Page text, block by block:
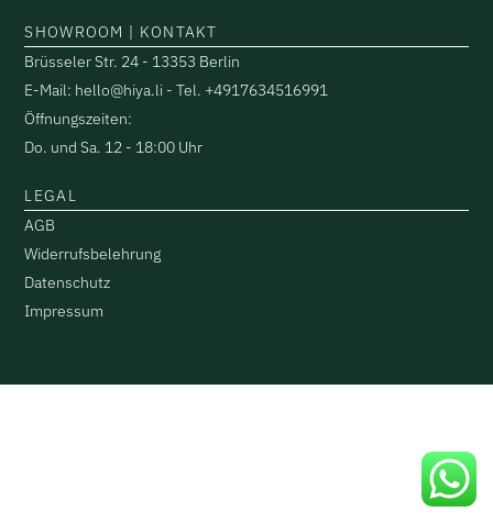
SHOWROOM | KONTAKT
Brüsseler Str. 24 - 13353 Berlin
E-Mail: hello@hiya.li - Tel. +4917634516991
Öffnungszeiten:
Do. und Sa. 12 - 18:00 Uhr
LEGAL
AGB
Widerrufsbelehrung
Datenschutz
Impressum